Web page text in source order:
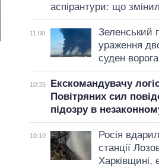
аспірантури: що
11:00
Зеленський
ураження
суден
10:35
Екскомандувачу
Повітряних сил
підозру в
10:10
Росія
станції
Харківщині,